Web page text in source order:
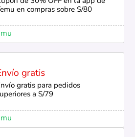
en compras sobre S/80
gratis
gratis para pedidos
a S/79